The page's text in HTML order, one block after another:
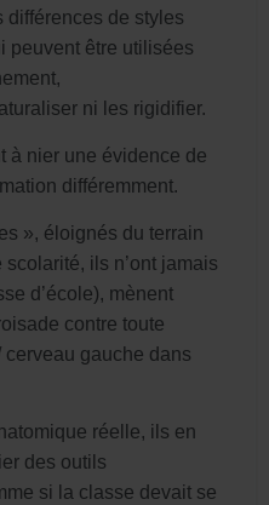
différences de styles
peuvent être utilisées
ni les rigidifier.
à nier une évidence de
différemment.
», éloignés du terrain
ils n’ont jamais
d’école), mènent
contre toute
cerveau gauche dans
réelle, ils en
des outils
si la classe devait se